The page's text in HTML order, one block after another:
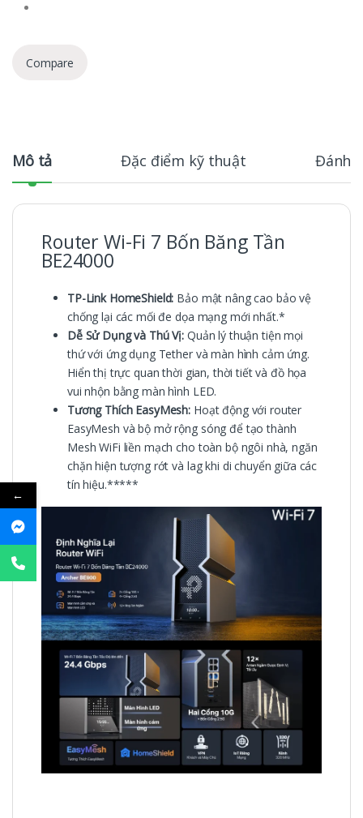
Compare
Mô tả Đặc điểm kỹ thuật Đánh
Router Wi-Fi 7 Bốn Băng Tần
BE24000
TP-Link HomeShield: Bảo mật nâng cao bảo vệ
chống lại các mối đe dọa mạng mới nhất.*
Dễ Sử Dụng và Thú Vị: Quản lý thuận tiện mọi
thứ với ứng dụng Tether và màn hình cảm ứng.
Hiển thị trực quan thời gian, thời tiết và đồ họa
vui nhộn bằng màn hình LED.
Tương Thích EasyMesh: Hoạt động với router
EasyMesh và bộ mở rộng sóng để tạo thành
Mesh WiFi liền mạch cho toàn bộ ngôi nhà, ngăn
chặn hiện tượng rớt và lag khi di chuyển giữa các
tín hiệu.*****
←